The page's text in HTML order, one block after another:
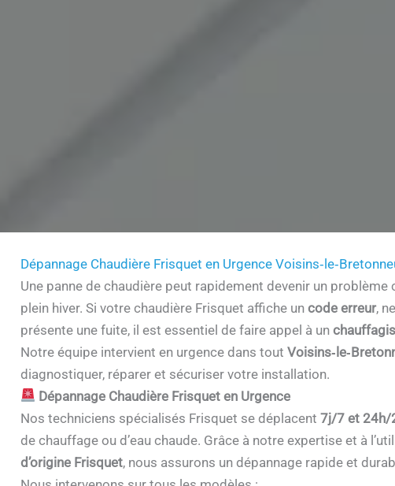
Dépannage Chaudière Frisquet en Urgence
Une panne de chaudière peut rapidement devenir un problème
plein hiver. Si votre chaudière Frisquet affiche un code erreur,
présente une fuite, il est essentiel de faire appel à un
Notre équipe intervient en urgence dans tout
diagnostiquer, réparer et sécuriser votre installation.
Dépannage Chaudière Frisquet en Urgence
Nos techniciens spécialisés Frisquet se déplacent 7j/7 et 24h/
de chauffage ou d’eau chaude. Grâce à notre expertise et à
d’origine Frisquet, nous assurons un dépannage rapide et